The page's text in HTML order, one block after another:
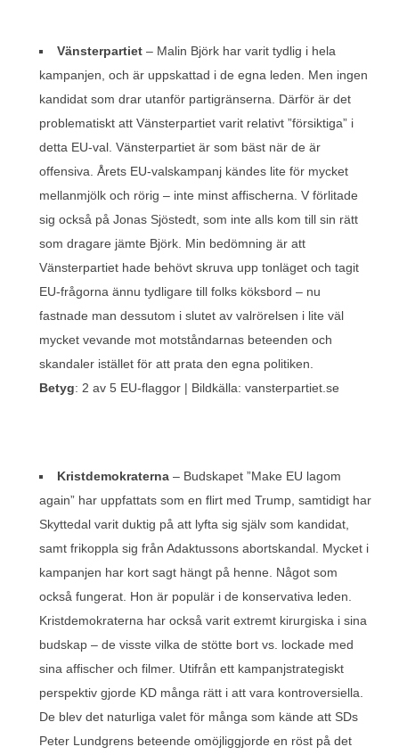
Vänsterpartiet– Malin Björk har varit tydlig i hela
kampanjen, och är uppskattad i de egna leden. Men ingen
kandidat som drar utanför partigränserna. Därför är det
problematiskt att Vänsterpartiet varit relativt ”försiktiga” i
detta EU-val. Vänsterpartiet är som bäst när de är
offensiva. Årets EU-valskampanj kändes lite för mycket
mellanmjölk och rörig – inte minst affischerna. V förlitade
sig också på Jonas Sjöstedt, som inte alls kom till sin rätt
som dragare jämte Björk. Min bedömning är att
Vänsterpartiet hade behövt skruva upp tonläget och tagit
EU-frågorna ännu tydligare till folks köksbord – nu
fastnade man dessutom i slutet av valrörelsen i lite väl
mycket vevande mot motståndarnas beteenden och
skandaler istället för att prata den egna politiken.
Betyg: 2 av 5 EU-flaggor | Bildkälla: vansterpartiet.se
Kristdemokraterna– Budskapet ”Make EU lagom
again” har uppfattats som en flirt med Trump, samtidigt har
Skyttedal varit duktig på att lyfta sig själv som kandidat,
samt frikoppla sig från Adaktussons abortskandal. Mycket i
kampanjen har kort sagt hängt på henne. Något som
också fungerat. Hon är populär i de konservativa leden.
Kristdemokraterna har också varit extremt kirurgiska i sina
budskap – de visste vilka de stötte bort vs. lockade med
sina affischer och filmer. Utifrån ett kampanjstrategiskt
perspektiv gjorde KD många rätt i att vara kontroversiella.
De blev det naturliga valet för många som kände att SDs
Peter Lundgrens beteende omöjliggjorde en röst på det